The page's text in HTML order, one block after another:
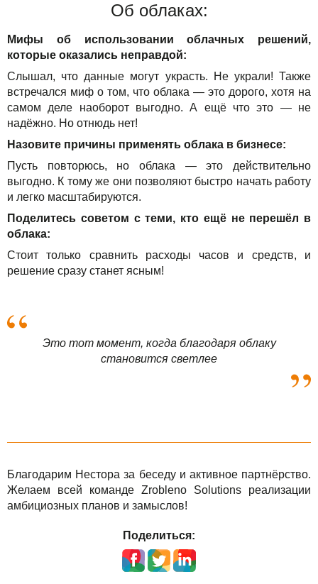
Об облаках:
Мифы об использовании облачных решений,
которые оказались неправдой:
Слышал, что данные могут украсть. Не украли! Также
встречался миф о том, что облака — это дорого, хотя на
самом деле наоборот выгодно. А ещё что это — не
надёжно. Но отнюдь нет!
Назовите причины применять облака в бизнесе:
Пусть повторюсь, но облака — это действительно
выгодно. К тому же они позволяют быстро начать работу
и легко масштабируются.
Поделитесь советом с теми, кто ещё не перешёл в
облака:
Стоит только сравнить расходы часов и средств, и
решение сразу станет ясным!
Это тот момент, когда благодаря облаку
становится светлее
Благодарим Нестора за беседу и активное партнёрство.
Желаем всей команде Zrobleno Solutions реализации
амбициозных планов и замыслов!
Поделиться: